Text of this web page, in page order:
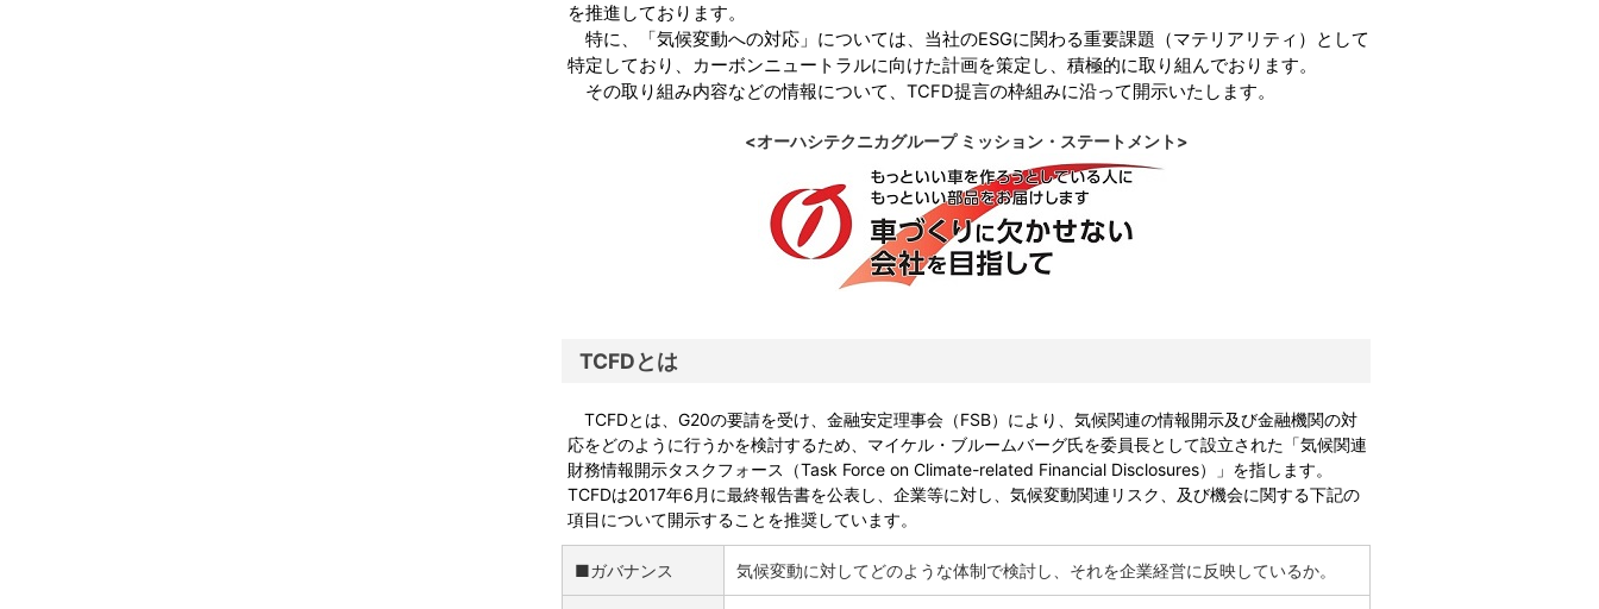
を推進しており ます。
特に、「気候変動への対応」については、当社のESGに関わる重要課題 （マテリアリティ ）
として
特定しており、カーボンニュートラルに向けた計画を策定し、積極的に取り組んでおります。
その取り組み内容などの情報について、 TCFD提言の枠組みに沿って開示いたします。
<オーハシテクニカグループ ミッション・ステートメント>
TCFDとは
TCFDとは、G20の要請を受け、金融安定理事会（FSB）により、気候関連の情報開示及び金融機関の対
応をどのように行うかを検討するため、マイケル・ブルームバーグ氏を委員長として設立された「気候関連
財務情報開示タスクフォース（Task Force on Climate-related Financial Disclosures）」を指します。
TCFDは2017年6月に最終報告書を公表し、企業等に対し、気候変動関連リスク、及び機会に関する下記の
項目について開示することを推奨しています。
■ガバナンス 気候変動に対してどのような体制で検討し、それを企業経営に反映しているか。